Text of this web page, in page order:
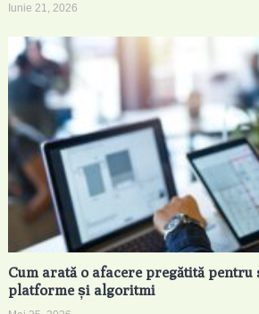
Iunie 21, 2026
Cum arată o afacere pregătită pentru
platforme și algoritmi